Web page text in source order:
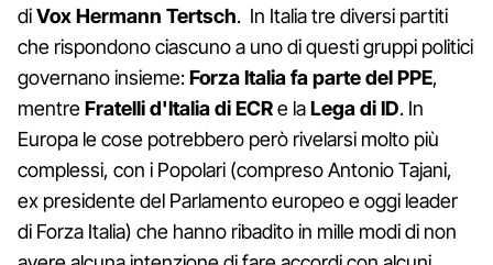
diVoxHermann Tertsch. In Italia tre diversi partiti
che rispondono ciascuno a uno di questi gruppi politici
governano insieme:Forza Italia fa parte del PPE,
mentreFratelli d'Italia di ECRe laLega di ID. In
Europa le cose potrebbero però rivelarsi molto più
complessi, con i Popolari (compreso Antonio Tajani,
ex presidente del Parlamento europeo e oggi leader
di Forza Italia) che hanno ribadito in mille modi di non